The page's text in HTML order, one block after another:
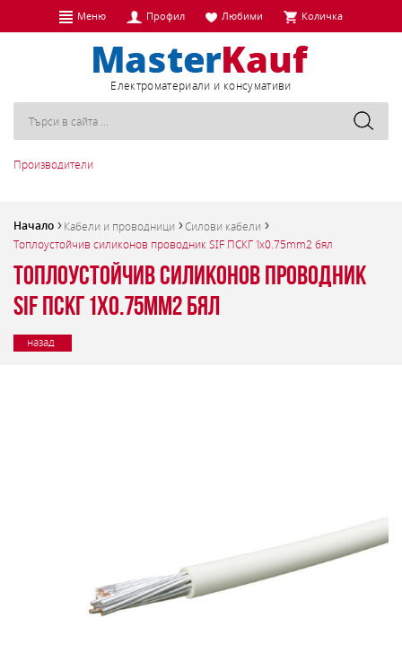
Меню Профил Любими Количка
Eлектроматериали и консумативи
Производители
Начало Кабели и проводници
Силови кабели
Топлоустойчив силиконов проводник SIF ПСКГ 1x0.75mm2 бял
Топлоустойчив силиконов проводник
SIF ПСКГ 1x0.75mm2 бял
назад